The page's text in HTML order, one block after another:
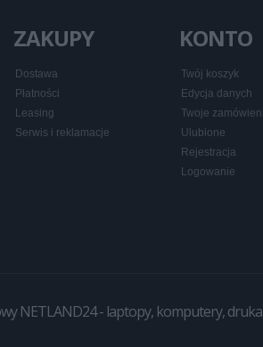
ZAKUPY
Dostawa
Płatności
Leasing
Serwis i reklamacje
KONTO
Twój koszyk
Edycja danych
Twoje
Ulubione
Rejestracja
Logowanie
NETLAND24 - laptopy, komputery,